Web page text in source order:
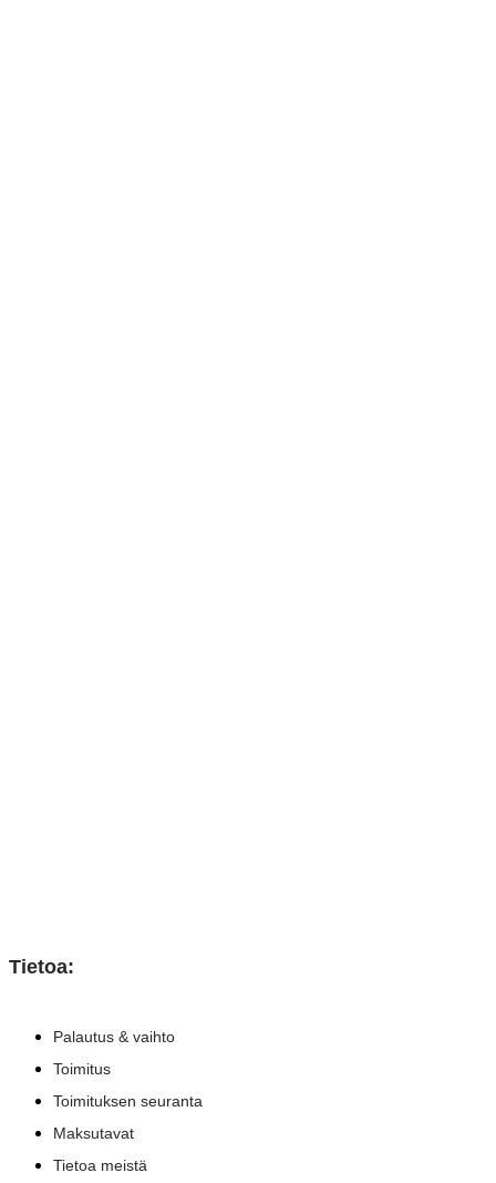
Tietoa:
Palautus & vaihto
Toimitus
Toimituksen seuranta
Maksutavat
Tietoa meistä